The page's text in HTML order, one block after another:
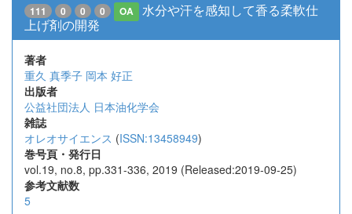
111 0 0 0 OA
水分や汗を感知して香る柔軟仕
上げ剤の開発
著者
重久 真季子 岡本 好正
出版者
公益社団法人 日本油化学会
雑誌
オレオサイエンス (ISSN:13458949)
巻号頁・発行日
vol.19, no.8, pp.331-336, 2019 (Released:2019-09-25)
参考文献数
5